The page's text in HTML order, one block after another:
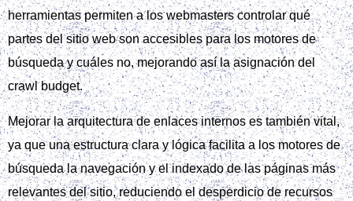
herramientas permiten a los webmasters controlar qué
partes del sitio web son accesibles para los motores de
búsqueda y cuáles no, mejorando así la asignación del
crawl budget.
Mejorar la arquitectura de enlaces internos es también vital,
ya que una estructura clara y lógica facilita a los motores de
búsqueda la navegación y el indexado de las páginas más
relevantes del sitio, reduciendo el desperdicio de recursos